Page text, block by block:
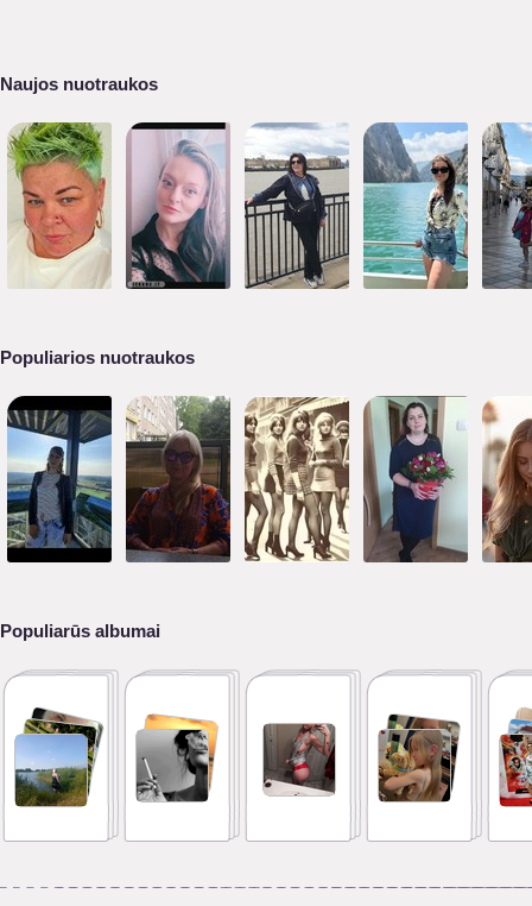
Naujos nuotraukos
Populiarios nuotraukos
Populiarūs albumai